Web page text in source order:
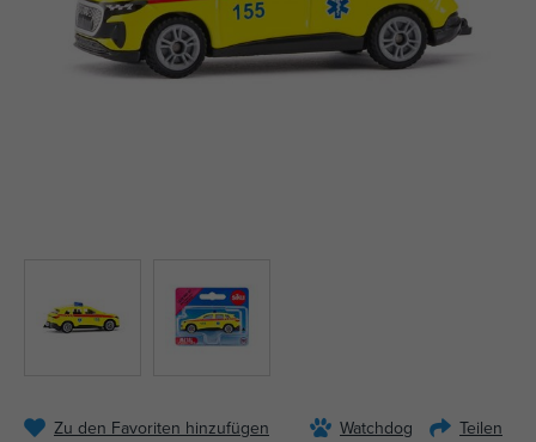
Zu den Favoriten hinzufügen Watchdog Teilen